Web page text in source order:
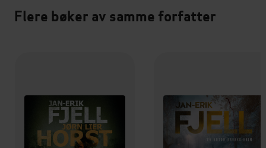
Flere bøker av samme forfatter